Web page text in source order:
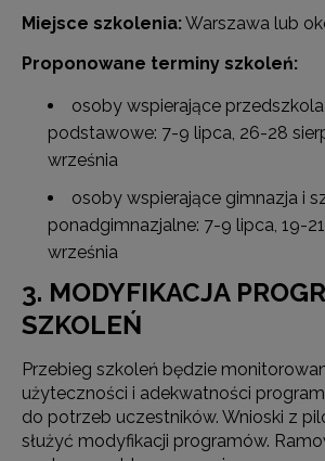
Miejsce szkolenia:Warszawa lub
Proponowane terminy szkoleń:
osoby wspierające
podstawowe: 7-9 lipca, 26-28
września
osoby wspierające gimnazja i
ponadgimnazjalne: 7-9 lipca, 19-
września
3. MODYFIKACJA
SZKOLEŃ
Przebieg szkoleń będzie
użyteczności i adekwatności
do potrzeb uczestników. Wnioski z
służyć modyfikacji programów.